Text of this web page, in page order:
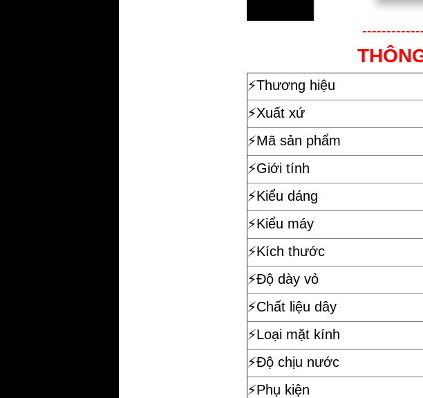
⚡️Thương hiệu
⚡️Xuất xứ
⚡️Mã sản phẩm
⚡️Giới tính
⚡️Kiểu dáng
⚡️Kiểu máy
⚡️Kích thước
⚡️Độ dày vỏ
⚡️Chất liệu dây
⚡️Loại mặt kính
⚡️Độ chịu nước
⚡️Phụ kiện